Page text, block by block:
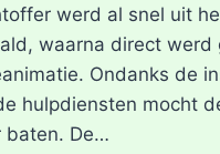
werd al snel uit
waarna direct werd
Ondanks de
hulpdiensten mocht
baten. De…